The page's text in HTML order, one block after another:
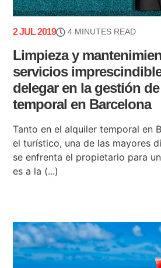
2 JUL 2019 4 MINUTES READ
Limpieza y
servicios
delegar en la gestión
temporal en Barcelona
Tanto en el alquiler temporal en
el turístico, una de las mayores
se enfrenta el propietario para
es a la (...)